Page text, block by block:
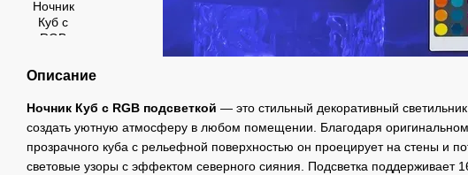
Описание
Ночник Куб с RGB подсветкой — это стильный декоративный
создать уютную атмосферу в любом помещении. Благодаря
прозрачного куба с рельефной поверхностью он проецирует на стены и
световые узоры с эффектом северного сияния. Подсветка поддерживает